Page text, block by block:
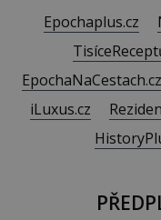
Epochaplus.cz
EpochaNaCestach.cz
iLuxus.cz